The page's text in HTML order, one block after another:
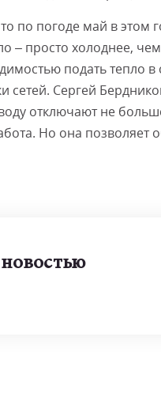
по погоде май в этом
– просто холоднее,
подать тепло
сетей. Сергей
отключают не
Но она позволяет